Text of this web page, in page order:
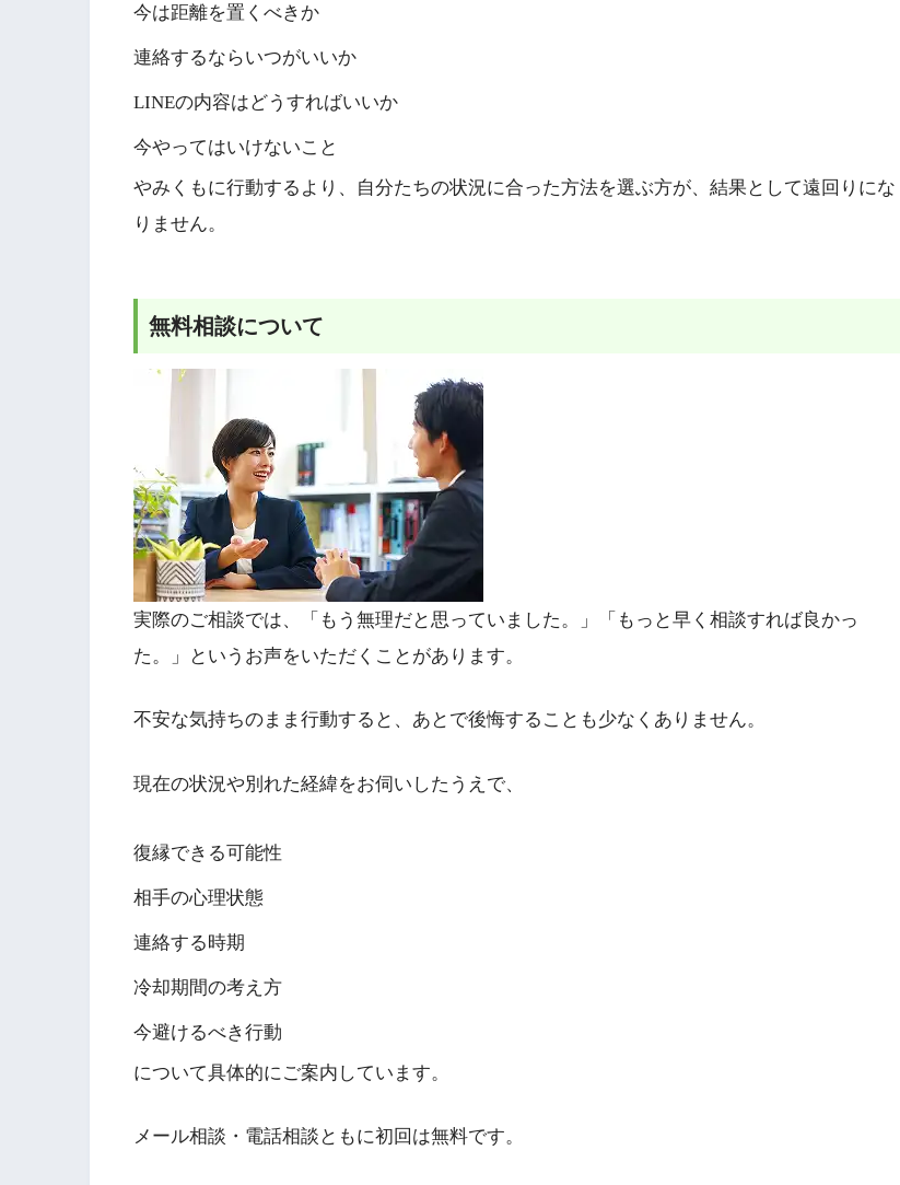
今は距離を置くべきか
連絡するならいつがいいか
LINEの内容はどうすればいいか
今やってはいけないこと
やみくもに行動するより、自分たちの状況に合った方法を選ぶ方が、結果として遠回りにな
りません。
無料相談について
実際のご相談では、「もう無理だと思っていました。」「もっと早く相談すれば良かっ
た。」というお声をいただくことがあります。
不安な気持ちのまま行動すると、あとで後悔することも少なくありません。
現在の状況や別れた経緯をお伺いしたうえで、
復縁できる可能性
相手の心理状態
連絡する時期
冷却期間の考え方
今避けるべき行動
について具体的にご案内しています。
メール相談・電話相談ともに初回は無料です。